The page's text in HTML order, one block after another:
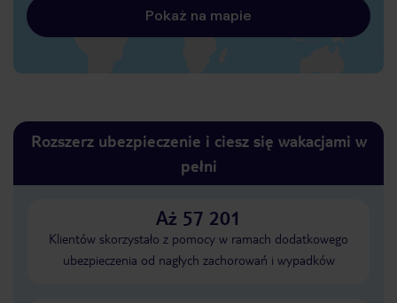
Pokaż na mapie
Rozszerz ubezpieczenie i ciesz się wakacjami w
pełni
Aż 57 201
Klientów skorzystało z pomocy w ramach dodatkowego
ubezpieczenia od nagłych zachorowań i wypadków